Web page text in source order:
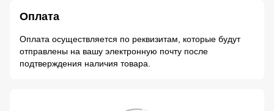
Оплата
Оплата осуществляется по реквизитам, которые будут
отправлены на вашу электронную почту после
подтверждения наличия товара.